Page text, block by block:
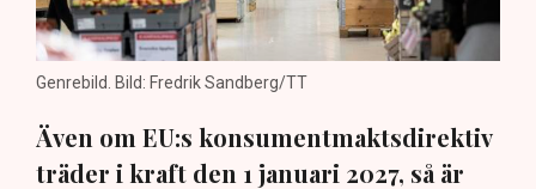
Genrebild. Bild: Fredrik Sandberg/TT
Även om EU:s konsumentmaktsdirektiv
träder i kraft den 1 januari 2027, så är